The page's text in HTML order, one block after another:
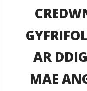
AR
MAE